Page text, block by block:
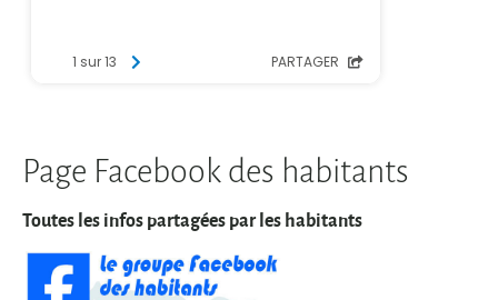
Toutes les infos partagées par les habitants